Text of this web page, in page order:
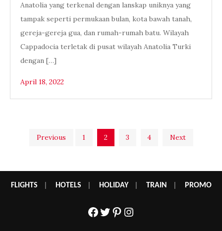
Anatolia yang terkenal dengan lanskap uniknya yang
tampak seperti permukaan bulan, kota bawah tanah,
gereja-gereja gua, dan rumah-rumah batu. Wilayah
Cappadocia terletak di pusat wilayah Anatolia Turki
dengan […]
April 18, 2022
Posts
pagination
Previous 1 2 3 4 Next
FLIGHTS HOTELS HOLIDAY| TRAIN PROMO
Facebook
Twitter
Pinterest
Instagram